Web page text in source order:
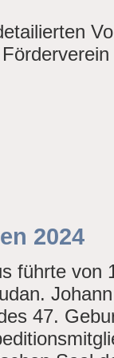
2024
führte von
47.